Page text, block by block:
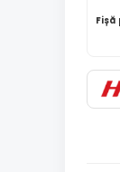
Fișă